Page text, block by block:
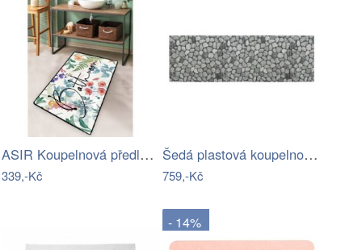
ASIR Koupelnová předložka GREEN IN…
339,-Kč
Šedá plastová koupelnová předložka…
759,-Kč
- 14%